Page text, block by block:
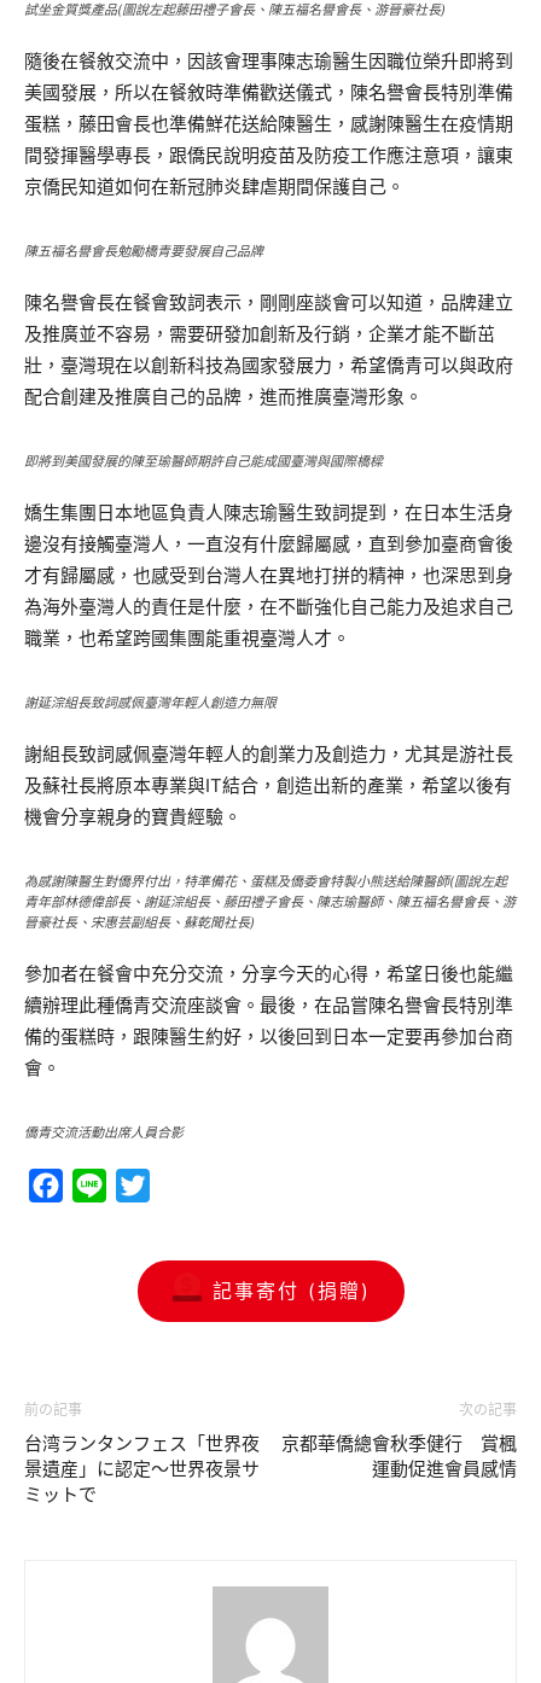
試坐金質獎產品(圖說左起藤田禮子會長、陳五福名譽會長、游晉豪社長)
隨後在餐敘交流中，因該會理事陳志瑜醫生因職位榮升即將到
美國發展，所以在餐敘時準備歡送儀式，陳名譽會長特別準備
蛋糕，藤田會長也準備鮮花送給陳醫生，感謝陳醫生在疫情期
間發揮醫學專長，跟僑民說明疫苗及防疫工作應注意項，讓東
京僑民知道如何在新冠肺炎肆虐期間保護自己。
陳五福名譽會長勉勵橋青要發展自己品牌
陳名譽會長在餐會致詞表示，剛剛座談會可以知道，品牌建立
及推廣並不容易，需要研發加創新及行銷，企業才能不斷茁
壯，臺灣現在以創新科技為國家發展力，希望僑青可以與政府
配合創建及推廣自己的品牌，進而推廣臺灣形象。
即將到美國發展的陳至瑜醫師期許自己能成國臺灣與國際橋樑
嬌生集團日本地區負責人陳志瑜醫生致詞提到，在日本生活身
邊沒有接觸臺灣人，一直沒有什麼歸屬感，直到參加臺商會後
才有歸屬感，也感受到台灣人在異地打拼的精神，也深思到身
為海外臺灣人的責任是什麼，在不斷強化自己能力及追求自己
職業，也希望跨國集團能重視臺灣人才。
謝延淙組長致詞感佩臺灣年輕人創造力無限
謝組長致詞感佩臺灣年輕人的創業力及創造力，尤其是游社長
及蘇社長將原本專業與IT結合，創造出新的產業，希望以後有
機會分享親身的寶貴經驗。
為感謝陳醫生對僑界付出，特準備花、蛋糕及僑委會特製小熊送給陳醫師(圖說左起
青年部林德偉部長、謝延淙組長、藤田禮子會長、陳志瑜醫師、陳五福名譽會長、游
晉豪社長、宋惠芸副組長、蘇乾聞社長)
參加者在餐會中充分交流，分享今天的心得，希望日後也能繼
續辦理此種僑青交流座談會。最後，在品嘗陳名譽會長特別準
備的蛋糕時，跟陳醫生約好，以後回到日本一定要再參加台商
會。
僑青交流活動出席人員合影
Facebook
Line
記事寄付 (捐贈)
前の記事
台湾ランタンフェス「世界夜
景遺産」に認定～世界夜景サ
ミットで
次の記事
京都華僑總會秋季健行 賞楓
運動促進會員感情